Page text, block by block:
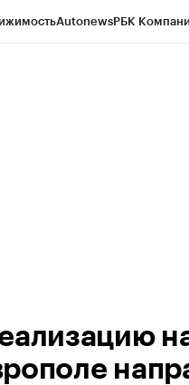
AutonewsРБК